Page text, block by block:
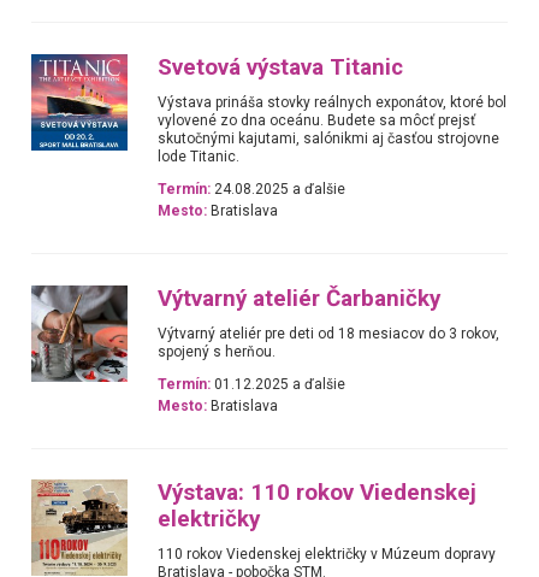
Svetová výstava Titanic
Výstava prináša stovky reálnych exponátov, ktoré bol
vylovené zo dna oceánu. Budete sa môcť prejsť
skutočnými kajutami, salónikmi aj časťou strojovne
lode Titanic.
Termín: 24.08.2025 a ďalšie
Mesto: Bratislava
Výtvarný ateliér Čarbaničky
Výtvarný ateliér pre deti od 18 mesiacov do 3 rokov,
spojený s herňou.
Termín: 01.12.2025 a ďalšie
Mesto: Bratislava
Výstava: 110 rokov Viedenskej
električky
110 rokov Viedenskej električky v Múzeum dopravy
Bratislava - pobočka STM.